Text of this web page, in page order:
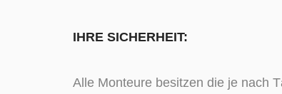
IHRE SICHERHEIT:
Alle Monteure besitzen die je nach